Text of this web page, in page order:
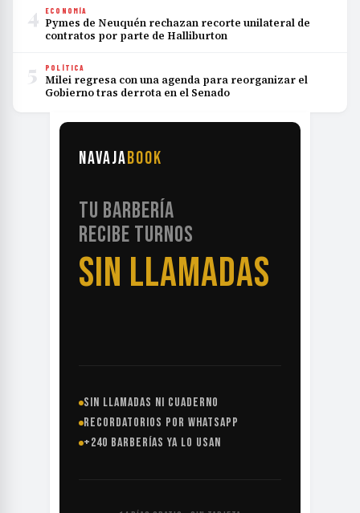
4 ECONOMÍA
Pymes de Neuquén rechazan recorte unilateral de
contratos por parte de Halliburton
5 POLÍTICA
Milei regresa con una agenda para reorganizar el
Gobierno tras derrota en el Senado
NAVAJABOOK
TU BARBERÍA
RECIBE TURNOS
SIN LLAMADAS
SIN LLAMADAS NI CUADERNO
RECORDATORIOS POR WHATSAPP
+240 BARBERÍAS YA LO USAN